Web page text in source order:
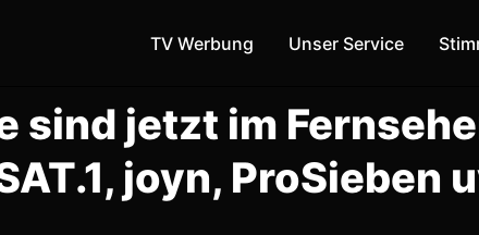
TV Werbung Unser Service
sind jetzt im
joyn, ProSieben